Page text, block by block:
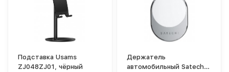
Подставка Usams
ZJ048ZJ01, чёрный
Держатель
автомобильный Satechi